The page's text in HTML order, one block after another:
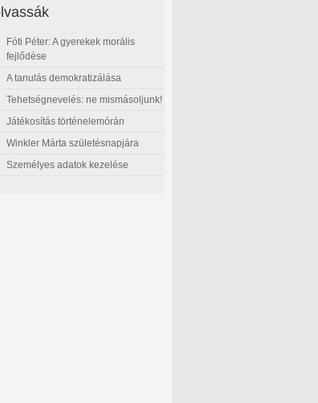
Fóti Péter: A gyerekek morális
fejlődése
A tanulás demokratizálása
Tehetségnevelés: ne mismásoljunk!
Játékosítás történelemórán
Winkler Márta születésnapjára
Személyes adatok kezelése